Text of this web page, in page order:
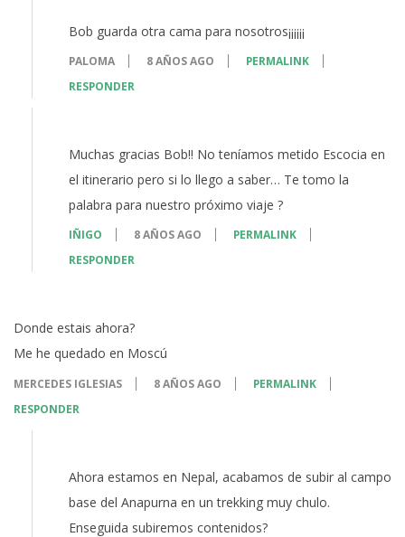
Bob guarda otra cama para nosotros¡¡¡¡¡¡
PALOMA 8 AÑOS AGO
PERMALINK
RESPONDER
Muchas gracias Bob!! No teníamos metido Escocia en
el itinerario pero si lo llego a saber… Te tomo la
palabra para nuestro próximo viaje ?
IÑIGO 8 AÑOS AGO
PERMALINK
RESPONDER
Donde estais ahora?
Me he quedado en Moscú
MERCEDES IGLESIAS 8 AÑOS AGO
PERMALINK
RESPONDER
Ahora estamos en Nepal, acabamos de subir al campo
base del Anapurna en un trekking muy chulo.
Enseguida subiremos contenidos?